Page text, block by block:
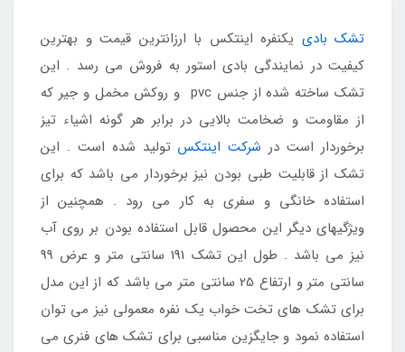
تشک بادی یکنفره اینتکس با ارزانترین قیمت و بهترین
کیفیت در نمایندگی بادی استور به فروش می رسد . این
تشک ساخته شده از جنس pvc و روکش مخمل و جیر که
از مقاومت و ضخامت بالایی در برابر هر گونه اشیاء تیز
برخوردار است در شرکت اینتکس تولید شده است . این
تشک از قابلیت طبی بودن نیز برخوردار می باشد که برای
استفاده خانگی و سفری به کار می رود . همچنین از
ویژگیهای دیگر این محصول قابل استفاده بودن بر روی آب
نیز می باشد . طول این تشک 191 سانتی متر و عرض 99
سانتی متر و ارتفاع 25 سانتی متر می باشد که از این مدل
برای تشک های تخت خواب یک نفره معمولی نیز می توان
استفاده نمود و جایگزین مناسبی برای تشک های فنری می